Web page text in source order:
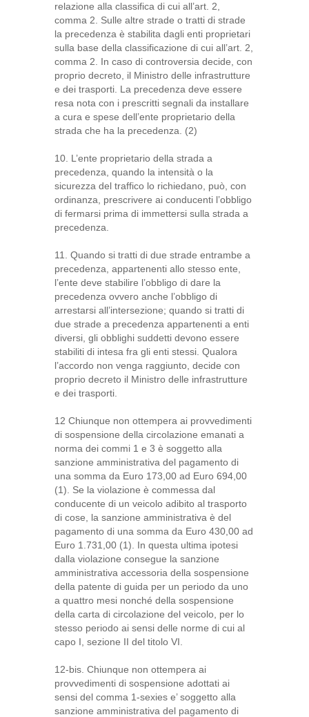
relazione alla classifica di cui all’art. 2,
comma 2. Sulle altre strade o tratti di strade
la precedenza è stabilita dagli enti proprietari
sulla base della classificazione di cui all’art. 2,
comma 2. In caso di controversia decide, con
proprio decreto, il Ministro delle infrastrutture
e dei trasporti. La precedenza deve essere
resa nota con i prescritti segnali da installare
a cura e spese dell’ente proprietario della
strada che ha la precedenza. (2)
10. L’ente proprietario della strada a
precedenza, quando la intensità o la
sicurezza del traffico lo richiedano, può, con
ordinanza, prescrivere ai conducenti l’obbligo
di fermarsi prima di immettersi sulla strada a
precedenza.
11. Quando si tratti di due strade entrambe a
precedenza, appartenenti allo stesso ente,
l’ente deve stabilire l’obbligo di dare la
precedenza ovvero anche l’obbligo di
arrestarsi all’intersezione; quando si tratti di
due strade a precedenza appartenenti a enti
diversi, gli obblighi suddetti devono essere
stabiliti di intesa fra gli enti stessi. Qualora
l’accordo non venga raggiunto, decide con
proprio decreto il Ministro delle infrastrutture
e dei trasporti.
12 Chiunque non ottempera ai provvedimenti
di sospensione della circolazione emanati a
norma dei commi 1 e 3 è soggetto alla
sanzione amministrativa del pagamento di
una somma da Euro 173,00 ad Euro 694,00
(1). Se la violazione è commessa dal
conducente di un veicolo adibito al trasporto
di cose, la sanzione amministrativa è del
pagamento di una somma da Euro 430,00 ad
Euro 1.731,00 (1). In questa ultima ipotesi
dalla violazione consegue la sanzione
amministrativa accessoria della sospensione
della patente di guida per un periodo da uno
a quattro mesi nonché della sospensione
della carta di circolazione del veicolo, per lo
stesso periodo ai sensi delle norme di cui al
capo I, sezione II del titolo VI.
12-bis. Chiunque non ottempera ai
provvedimenti di sospensione adottati ai
sensi del comma 1-sexies e’ soggetto alla
sanzione amministrativa del pagamento di